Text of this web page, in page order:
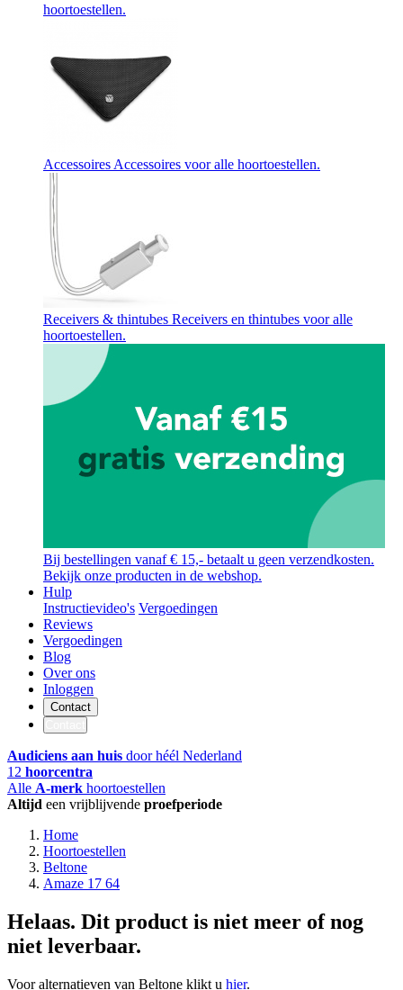
hoortoestellen.
Accessoires Accessoires voor alle hoortoestellen.
Receivers & thintubes Receivers en thintubes voor alle
hoortoestellen.
Bij bestellingen vanaf € 15,- betaalt u geen verzendkosten.
Bekijk onze producten in de webshop.
Hulp
Instructievideo's Vergoedingen
Reviews
Vergoedingen
Blog
Over ons
Inloggen
Contact
Audiciens aan huis door héél Nederland
12 hoorcentra
Alle A-merk hoortoestellen
Altijd een vrijblijvende proefperiode
Home
Hoortoestellen
Beltone
Amaze 17 64
Helaas. Dit product is niet meer of nog
niet leverbaar.
Voor alternatieven van Beltone klikt u hier.